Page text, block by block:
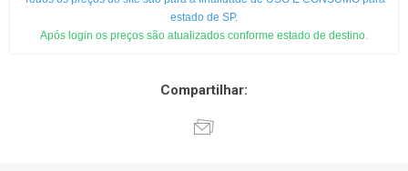
estado de SP.
Após login os preços são atualizados conforme estado de destino.
Compartilhar: